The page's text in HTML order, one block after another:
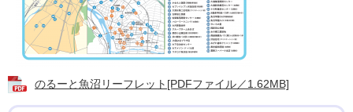
のるーと魚沼リーフレット[PDFファイル／1.62MB]